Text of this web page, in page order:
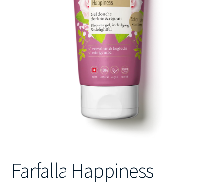
Farfalla Happiness